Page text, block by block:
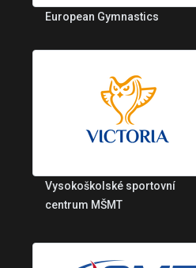
European Gymnastics
Vysokoškolské sportovní
centrum MŠMT